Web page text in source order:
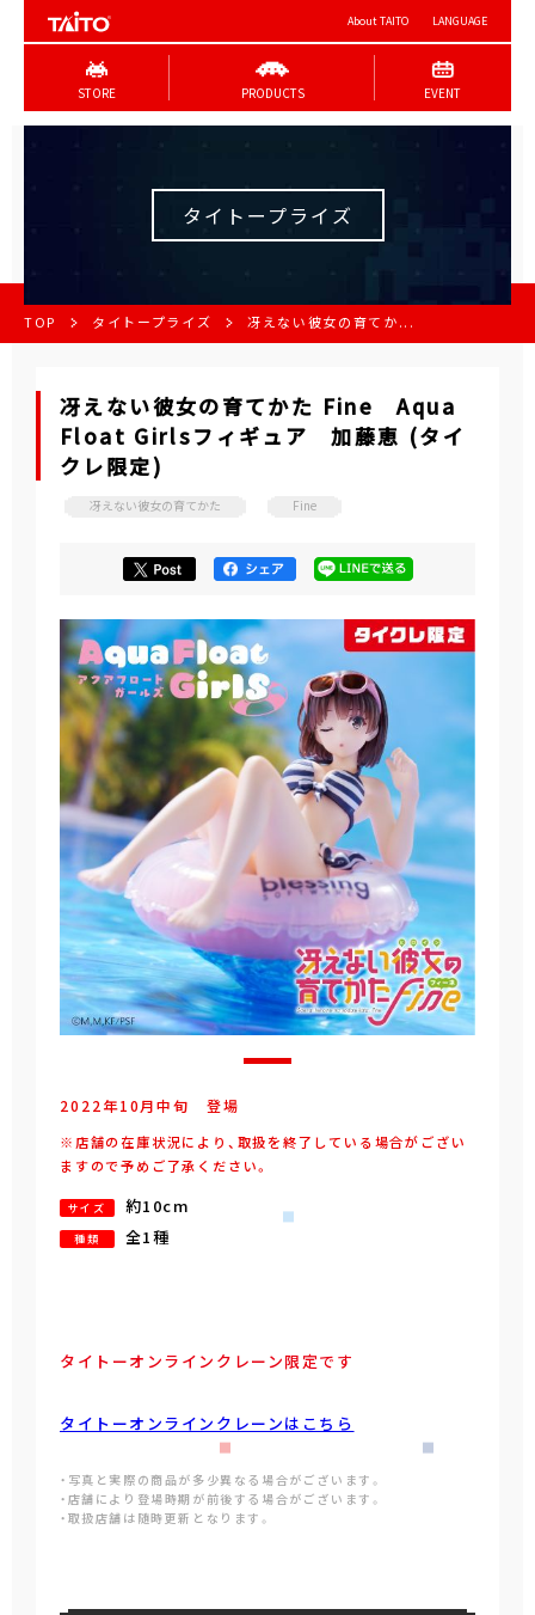
About TAITO LANGUAGE
STORE PRODUCTS EVENT
タイトープライズ
TOP タイトープライズ 冴えない彼女の育てか...
冴えない彼女の育てかた Fine Aqua
Float Girlsフィギュア 加藤恵 (タイ
クレ限定)
冴えない彼女の育てかた Fine
2022年10月中旬 登場
※店舗の在庫状況により、取扱を終了している場合がござい
ますので予めご了承ください。
サイズ 約10cm
種類 全1種
タイトーオンラインクレーン限定です
タイトーオンラインクレーンはこちら
・写真と実際の商品が多少異なる場合がございます。
・店舗により登場時期が前後する場合がございます。
・取扱店舗は随時更新となります。